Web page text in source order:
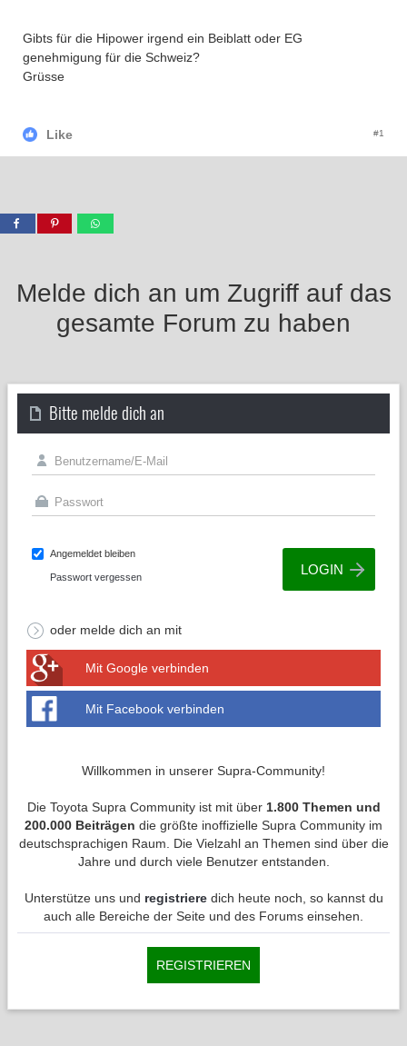
Gibts für die Hipower irgend ein Beiblatt oder EG
genehmigung für die Schweiz?
Grüsse
Like #1
Melde dich an um Zugriff auf das
gesamte Forum zu haben
Bitte melde dich an
Angemeldet bleiben
Passwort vergessen
oder melde dich an mit
Mit Google verbinden
Mit Facebook verbinden
Willkommen in unserer Supra-Community!
Die Toyota Supra Community ist mit über 1.800 Themen und
200.000 Beiträgen die größte inoffizielle Supra Community im
deutschsprachigen Raum. Die Vielzahl an Themen sind über die
Jahre und durch viele Benutzer entstanden.
Unterstütze uns und registrieredich heute noch, so kannst du
auch alle Bereiche der Seite und des Forums einsehen.
REGISTRIEREN